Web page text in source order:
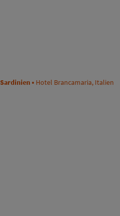
• Hotel Brancamaria, Italien